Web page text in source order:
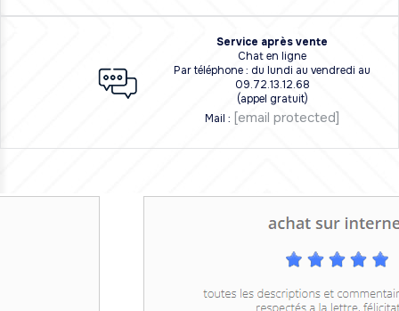
Service après vente
Chat en ligne
Par téléphone : du lundi au vendredi au
09.72.13.12.68
(appel gratuit)
Mail : [email protected]